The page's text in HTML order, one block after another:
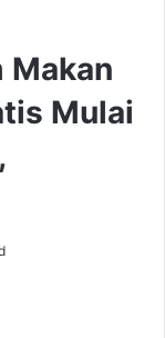
Makan
Mulai